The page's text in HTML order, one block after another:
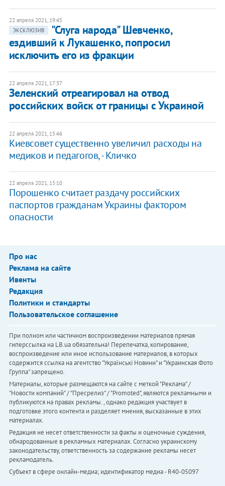
22 апреля 2021, 19:45
ЭКСКЛЮЗИВ
"Слуга народа" Шевченко,
ездивший к Лукашенко, попросил
исключить его из фракции
22 апреля 2021, 17:37
Зеленский отреагировал на отвод
российских войск от границы с Украиной
22 апреля 2021, 15:46
Киевсовет существенно увеличил расходы на
медиков и педагогов, - Кличко
22 апреля 2021, 15:10
Порошенко считает раздачу российских
паспортов гражданам Украины фактором
опасности
Про нас
Реклама на сайте
Ивенты
Редакция
Политики и стандарты
Пользовательское соглашение
При полном или частичном воспроизведении материалов прямая
гиперссылка на LB.ua обязательна! Перепечатка, копирование,
воспроизведение или иное использование материалов, в которых
содержится ссылка на агентство "Українськi Новини" и "Украинская Фото
Группа" запрещено.
Материалы, которые размещаются на сайте с меткой "Реклама" /
"Новости компаний" / "Пресрелиз" / "Promoted", являются рекламными и
публикуются на правах рекламы. , однако редакция участвует в
подготовке этого контента и разделяет мнения, высказанные в этих
материалах.
Редакция не несет ответственности за факты и оценочные суждения,
обнародованные в рекламных материалах. Согласно украинскому
законодательству, ответственность за содержание рекламы несет
рекламодатель.
Субъект в сфере онлайн-медиа; идентификатор медиа - R40-05097